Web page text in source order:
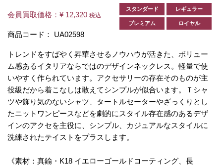
会員買取価格： ¥ 12,320 税込
商品コード： UA02598
スタンダード レギュラー
プレミアム ロイヤル
トレンドをすばやく昇華させるノウハウが活きた、ボリュー
ム感あるイタリアならではのデザインネックレス。軽量で使
いやすく作られています。アクセサリーの存在そのものが主
役級だから着こなしは敢えてシンプルが似合います。Ｔシャ
ツや飾り気のないシャツ、タートルセーターやざっくりとし
たニットワンピースなどを劇的にスタイル存在感のあるデザ
インのアクセを主役に、シンプル、カジュアルなスタイルに
洗練されたテイストをプラスします。
《素材：真鍮・K18 イエローゴールドコーティング、長